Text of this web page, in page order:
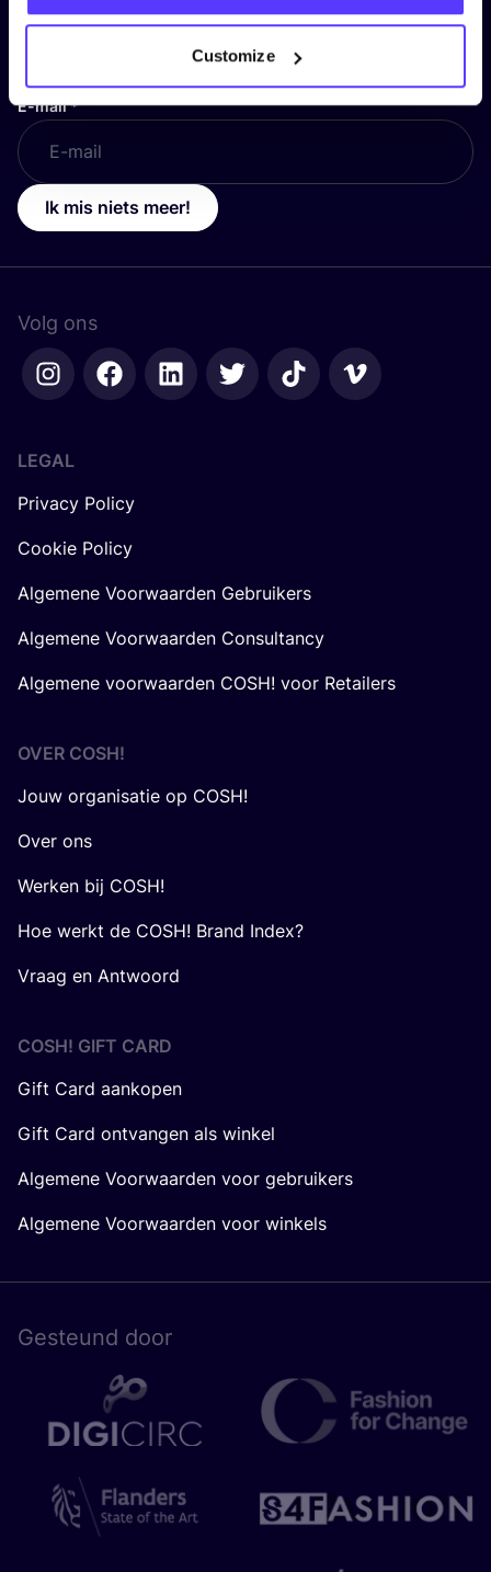
Customize
Voornaam*
E-mail*
Ik mis niets meer!
Volg ons
LEGAL
Privacy Policy
Cookie Policy
Algemene Voorwaarden Gebruikers
Algemene Voorwaarden Consultancy
Algemene voorwaarden COSH! voor Retailers
OVER COSH!
Jouw organisatie op COSH!
Over ons
Werken bij COSH!
Hoe werkt de COSH! Brand Index?
Vraag en Antwoord
COSH! GIFT CARD
Gift Card aankopen
Gift Card ontvangen als winkel
Algemene Voorwaarden voor gebruikers
Algemene Voorwaarden voor winkels
Gesteund door